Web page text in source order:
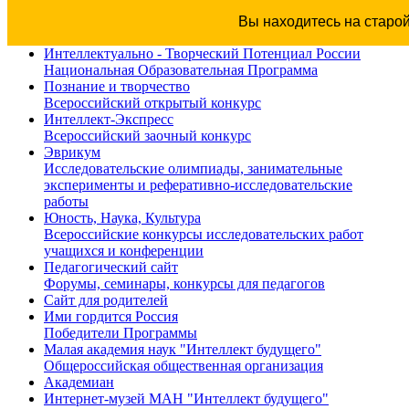
Вы находитесь на
Интеллектуально - Творческий Потенциал России
Национальная Образовательная Программа
Познание и творчество
Всероссийский открытый конкурс
Интеллект-Экспресс
Всероссийский заочный конкурс
Эврикум
Исследовательские олимпиады, занимательные
эксперименты и реферативно-исследовательские
работы
Юность, Наука, Культура
Всероссийские конкурсы исследовательских работ
учащихся и конференции
Педагогический сайт
Форумы, семинары, конкурсы для педагогов
Сайт для родителей
Ими гордится Россия
Победители Программы
Малая академия наук "Интеллект будущего"
Общероссийская общественная организация
Академиан
Интернет-музей МАН "Интеллект будущего"